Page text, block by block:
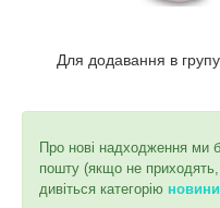
Для додавання в
Про нові надходження ми
пошту (якщо не
дивіться категорію новини